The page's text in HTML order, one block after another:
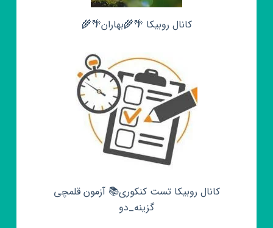
کانال روبیکا 🌴🌾بهاران🌴🌾
کانال روبیکا تست کنکوری📚 آزمون قلمچی‌‌
گزینه_دو